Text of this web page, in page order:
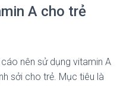
A cho trẻ
nên sử dụng vitamin A
sởi cho trẻ. Mục tiêu là